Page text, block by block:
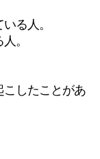
る人。
。
こしたことがあ